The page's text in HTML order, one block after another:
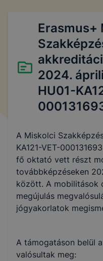
Erasmus+
2024.
HU01-
A Miskolci
KA121-VET-
fő oktató vett részt
továbbképzéseken
között. A mobilitások
megújulás
jógyakorlatok
A támogatáson belül
valósultak meg: